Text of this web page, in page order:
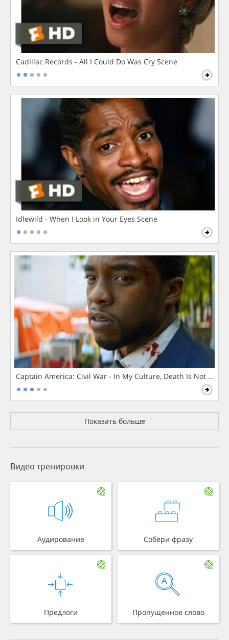
Cadillac Records - All I Could Do Was Cry Scene
Idlewild - When I Look in Your Eyes Scene
Captain America: Civil War - In My Culture, Death Is Not The
Показать больше
Видео тренировки
Аудирование Собери фразу
Предлоги Пропущенное слово